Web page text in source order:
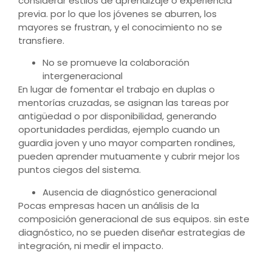
previa. por lo que los jóvenes se aburren, los
mayores se frustran, y el conocimiento no se
transfiere.
No se promueve la colaboración
intergeneracional
En lugar de fomentar el trabajo en duplas o
mentorías cruzadas, se asignan las tareas por
antigüedad o por disponibilidad, generando
oportunidades perdidas, ejemplo cuando un
guardia joven y uno mayor comparten rondines,
pueden aprender mutuamente y cubrir mejor los
puntos ciegos del sistema.
Ausencia de diagnóstico generacional
Pocas empresas hacen un análisis de la
composición generacional de sus equipos. sin este
diagnóstico, no se pueden diseñar estrategias de
integración, ni medir el impacto.